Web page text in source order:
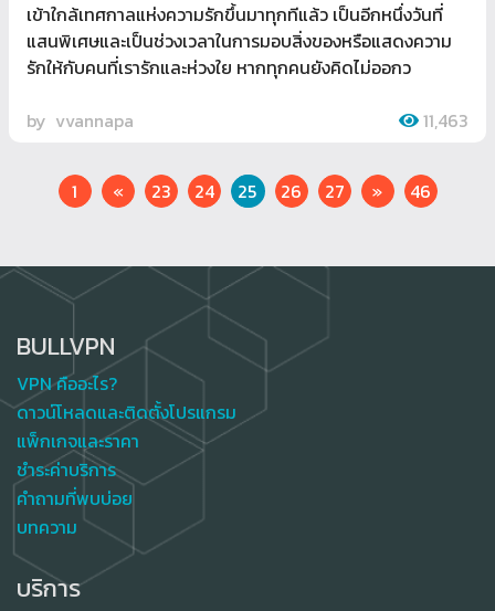
เข้าใกล้เทศกาลแห่งความรักขึ้นมาทุกทีแล้ว เป็นอีกหนึ่งวันที่
แสนพิเศษและเป็นช่วงเวลาในการมอบสิ่งของหรือแสดงความ
รักให้กับคนที่เรารักและห่วงใย หากทุกคนยังคิดไม่ออกว
by vvannapa 11,463
1 Previous
« 23 24 25 26 27 » 46Next
BULLVPN
VPN คืออะไร?
ดาวน์โหลดและติดตั้งโปรแกรม
แพ็กเกจและราคา
ชำระค่าบริการ
คำถามที่พบบ่อย
บทความ
บริการ